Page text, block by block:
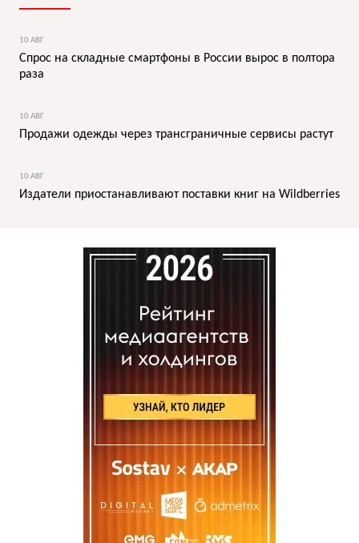
10 АВГ
Спрос на складные смартфоны в России вырос в полтора
раза
10 АВГ
Продажи одежды через трансграничные сервисы растут
10 АВГ
Издатели приостанавливают поставки книг на Wildberries